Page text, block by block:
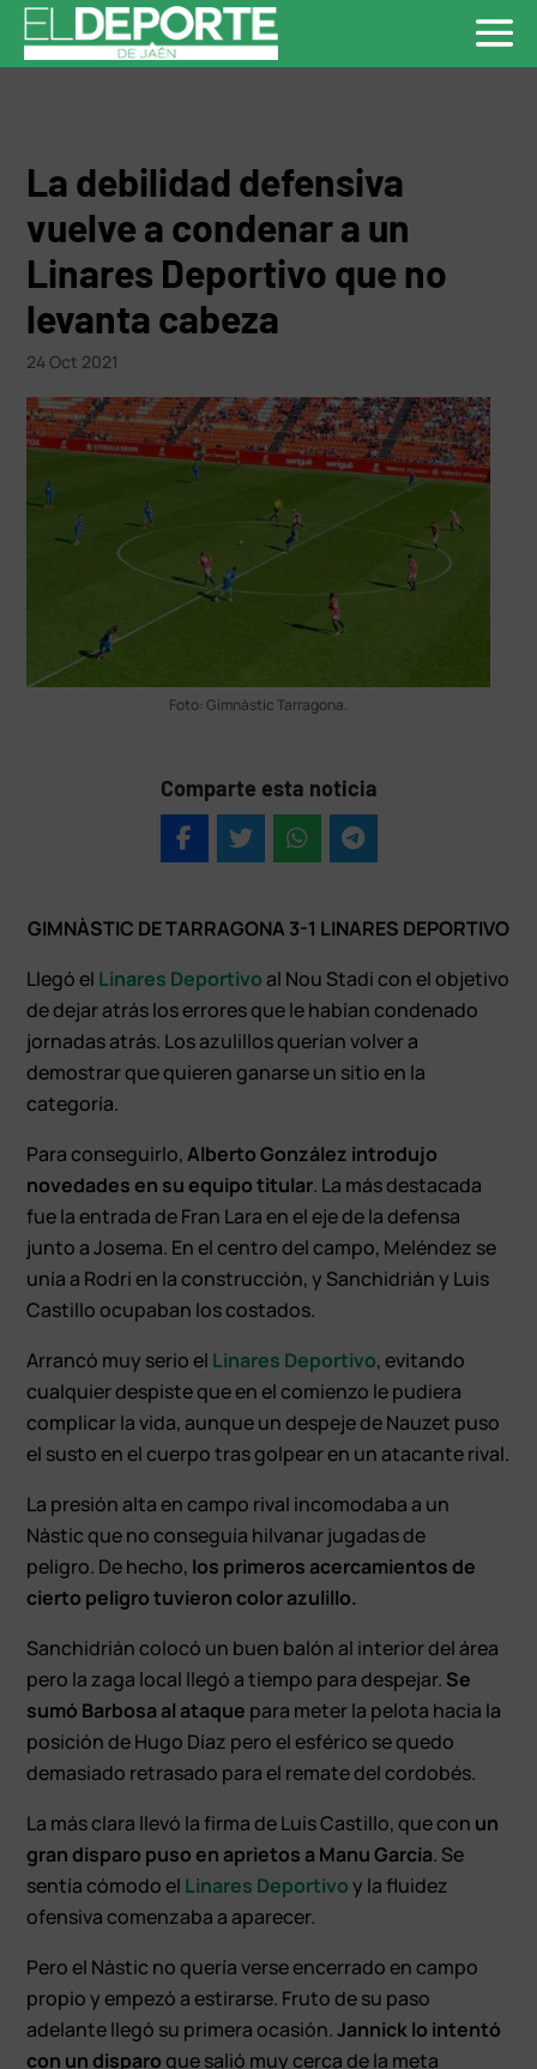
La debilidad defensiva
vuelve a condenar a un
Linares Deportivo que no
levanta cabeza
24 Oct 2021
Foto: Gimnàstic Tarragona.
Comparte esta noticia
GIMNÀSTIC DE TARRAGONA 3-1 LINARES DEPORTIVO
Llegó el Linares Deportivo al Nou Stadi con el objetivo
de dejar atrás los errores que le habían condenado
jornadas atrás. Los azulillos querían volver a
demostrar que quieren ganarse un sitio en la
categoría.
Para conseguirlo,Alberto González introdujo
novedades en su equipo titular. La más destacada
fue la entrada de Fran Lara en el eje de la defensa
junto a Josema. En el centro del campo, Meléndez se
unía a Rodri en la construcción, y Sanchidrián y Luis
Castillo ocupaban los costados.
Arrancó muy serio el Linares Deportivo, evitando
cualquier despiste que en el comienzo le pudiera
complicar la vida, aunque un despeje de Nauzet puso
el susto en el cuerpo tras golpear en un atacante rival.
La presión alta en campo rival incomodaba a un
Nàstic que no conseguía hilvanar jugadas de
peligro. De hecho, los primeros acercamientos de
cierto peligro tuvieron color azulillo.
Sanchidrián colocó un buen balón al interior del área
pero la zaga local llegó a tiempo para despejar. Se
sumó Barbosa al ataque para meter la pelota hacia la
posición de Hugo Díaz pero el esférico se quedo
demasiado retrasado para el remate del cordobés.
La más clara llevó la firma de Luis Castillo, que con un
gran disparo puso en aprietos a Manu García. Se
sentía cómodo el Linares Deportivoy la fluidez
ofensiva comenzaba a aparecer.
Pero el Nàstic no quería verse encerrado en campo
propio y empezó a estirarse. Fruto de su paso
adelante llegó su primera ocasión.Jannick lo intentó
con un disparoque salió muy cerca de la meta